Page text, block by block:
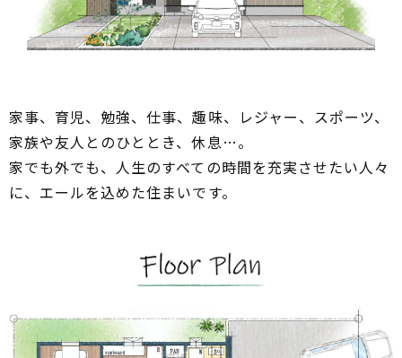
家事、育児、勉強、仕事、趣味、レジャー、スポーツ、
家族や友人とのひととき、休息…。
家でも外でも、人生のすべての時間を充実させたい人々
に、エールを込めた住まいです。